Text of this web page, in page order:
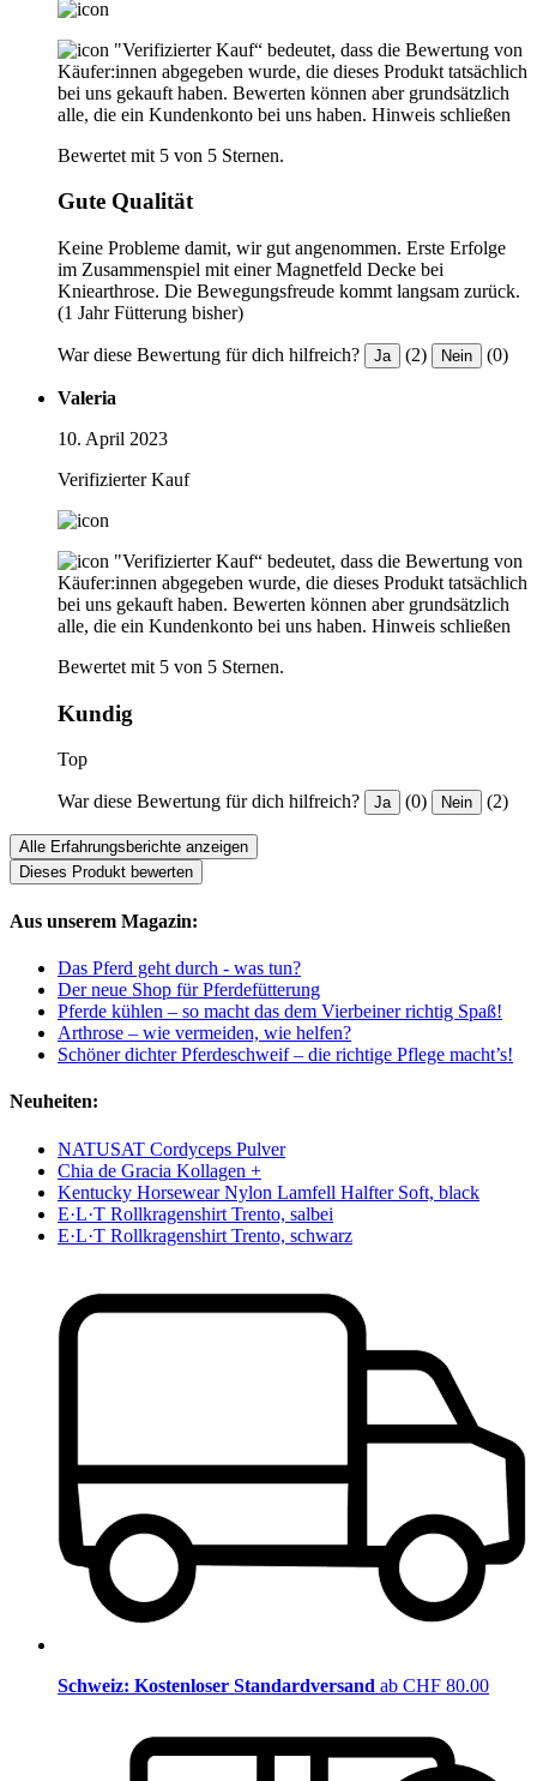
"Verifizierter Kauf“ bedeutet, dass die Bewertung von
Käufer:innen abgegeben wurde, die dieses Produkt tatsächlich
bei uns gekauft haben. Bewerten können aber grundsätzlich
alle, die ein Kundenkonto bei uns haben. Hinweis schließen
Bewertet mit 5 von 5 Sternen.
Gute Qualität
Keine Probleme damit, wir gut angenommen. Erste Erfolge
im Zusammenspiel mit einer Magnetfeld Decke bei
Kniearthrose. Die Bewegungsfreude kommt langsam zurück.
(1 Jahr Fütterung bisher)
War diese Bewertung für dich hilfreich? Ja (2) Nein (0)
Valeria
10. April 2023
Verifizierter Kauf
"Verifizierter Kauf“ bedeutet, dass die Bewertung von
Käufer:innen abgegeben wurde, die dieses Produkt tatsächlich
bei uns gekauft haben. Bewerten können aber grundsätzlich
alle, die ein Kundenkonto bei uns haben. Hinweis schließen
Bewertet mit 5 von 5 Sternen.
Kundig
Top
War diese Bewertung für dich hilfreich? Ja (0) Nein (2)
Alle Erfahrungsberichte anzeigen
Dieses Produkt bewerten
Aus unserem Magazin:
Das Pferd geht durch - was tun?
Der neue Shop für Pferdefütterung
Pferde kühlen – so macht das dem Vierbeiner richtig Spaß!
Arthrose – wie vermeiden, wie helfen?
Schöner dichter Pferdeschweif – die richtige Pflege macht’s!
Neuheiten:
NATUSAT Cordyceps Pulver
Chia de Gracia Kollagen +
Kentucky Horsewear Nylon Lamfell Halfter Soft, black
E·L·T Rollkragenshirt Trento, salbei
E·L·T Rollkragenshirt Trento, schwarz
Schweiz: Kostenloser Standardversand ab CHF 80.00